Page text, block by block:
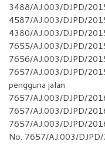
3488/AJ.003/DJPD/
4587/AJ.003/DJPD/
4380/AJ.003/DJPD/
7655/AJ.003/DJPD/
7656/AJ.003/DJPD/
7657/AJ.003/DJPD/
pengguna jalan
7657/AJ.003/DJPD/
7657/AJ.003/DJPD/
7657/AJ.003/DJPD/
No. 7657/AJ.003/DJPD/